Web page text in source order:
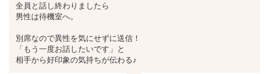
全員と話し終わりましたら
男性は待機室へ。
別席なので異性を気にせずに送信！
「もう一度お話したいです」と
相手から好印象の気持ちが伝わる♪